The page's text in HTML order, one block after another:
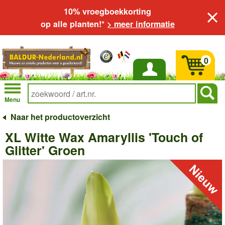
10% vroegboekkorting
op alle planten!* > meer informatie
Inloggen
Menu
0
Naar het productoverzicht
XL Witte Wax Amaryllis 'Touch of
Glitter' Groen